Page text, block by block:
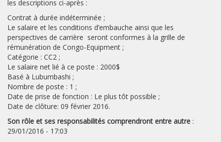
les descriptions ci-après :
Contrat à durée indéterminée ;
Le salaire et les conditions d’embauche ainsi que les
perspectives de carrière seront conformes à la grille de
rémunération de Congo-Equipment ;
Catégorie : CC2 ;
Le salaire net lié à ce poste : 2000$
Basé à Lubumbashi ;
Nombre de poste : 1 ;
Date de prise de fonction : Le plus tôt possible ;
Date de clôture: 09 février 2016.
Son rôle et ses responsabilités comprendront entre autre :
29/01/2016 - 17:03